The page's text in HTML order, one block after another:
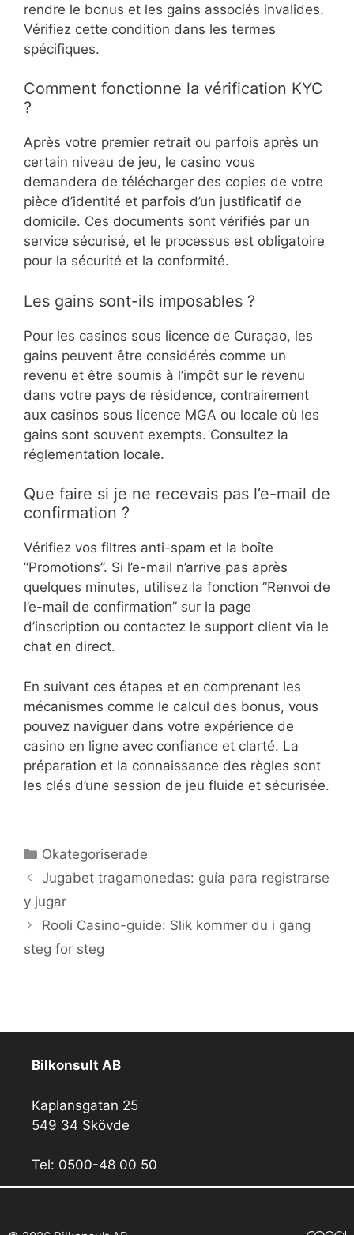
rendre le bonus et les gains associés invalides.
Vérifiez cette condition dans les termes
spécifiques.
Comment fonctionne la vérification KYC
?
Après votre premier retrait ou parfois après un
certain niveau de jeu, le casino vous
demandera de télécharger des copies de votre
pièce d’identité et parfois d’un justificatif de
domicile. Ces documents sont vérifiés par un
service sécurisé, et le processus est obligatoire
pour la sécurité et la conformité.
Les gains sont-ils imposables ?
Pour les casinos sous licence de Curaçao, les
gains peuvent être considérés comme un
revenu et être soumis à l’impôt sur le revenu
dans votre pays de résidence, contrairement
aux casinos sous licence MGA ou locale où les
gains sont souvent exempts. Consultez la
réglementation locale.
Que faire si je ne recevais pas l’e-mail de
confirmation ?
Vérifiez vos filtres anti-spam et la boîte
”Promotions”. Si l’e-mail n’arrive pas après
quelques minutes, utilisez la fonction ”Renvoi de
l’e-mail de confirmation” sur la page
d’inscription ou contactez le support client via le
chat en direct.
En suivant ces étapes et en comprenant les
mécanismes comme le calcul des bonus, vous
pouvez naviguer dans votre expérience de
casino en ligne avec confiance et clarté. La
préparation et la connaissance des règles sont
les clés d’une session de jeu fluide et sécurisée.
Kategorier
Okategoriserade
Jugabet tragamonedas: guía para registrarse
y jugar
Rooli Casino-guide: Slik kommer du i gang
steg for steg
Bilkonsult AB
Kaplansgatan 25
549 34 Skövde
Tel: 0500-48 00 50